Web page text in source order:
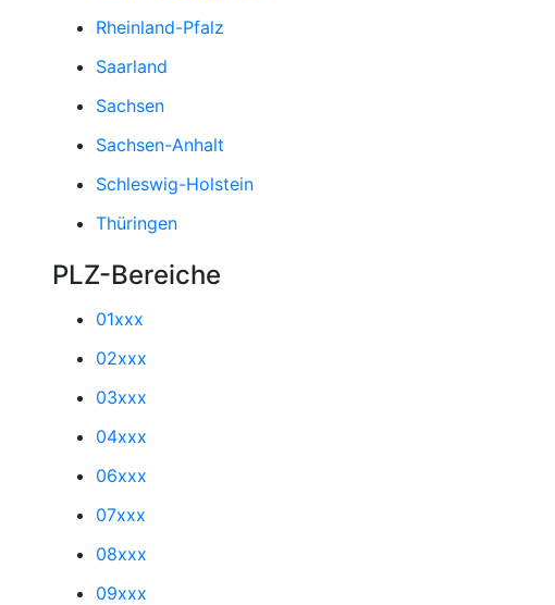
Rheinland-Pfalz
Saarland
Sachsen
Sachsen-Anhalt
Schleswig-Holstein
Thüringen
PLZ-Bereiche
01xxx
02xxx
03xxx
04xxx
06xxx
07xxx
08xxx
09xxx